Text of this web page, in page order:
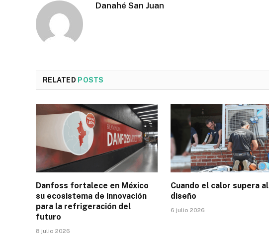
Danahé San Juan
RELATED POSTS
Danfoss fortalece en México
su ecosistema de innovación
para la refrigeración del
futuro
8 julio 2026
Cuando el calor supera al
diseño
6 julio 2026